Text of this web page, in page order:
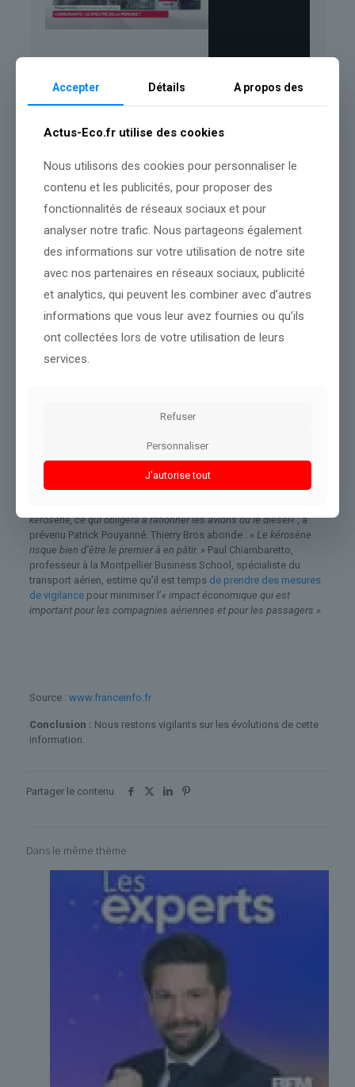
également aux yeux de Thierry Bros, expert des énergies et
l’Europe », assure-t-il à franceinfo, rappelant que« gouverner,
souligne qu’« il y a des règles ». « La France ne peut pas faire ce
qu’elle veut avec. Cela relève d’abord et avant tout d’une décision
collective de l’AIE »
, rappelle cet expert.
La guerre a, en outre, fait des dégâts dans les pays du Golfe. Et
même si la navigation reprenait prochainement librement dans le
détroit d’Ormuz, le retour à la normale en matière
d’approvisionnement énergétique serait loin d’être immédiat,
soulignent les experts. « Les infrastructures énergétiques
période », pointait Anne-Sophie Corbeau, chercheuse spécialiste
de l’énergieinterrogée par franceinfo le 7 avril
accoster vendredi à Bassorah, en Irak, le deuxième seulement
La pénurie pour le mois de mai est d’ailleurs crainte par le
Si cette guerre et ce blocus durent plus de
trois mois, nous commencerons à faire face à de sérieux
kérosène, ce qui obligera à rationner les avions ou le diesel« , a
prévenu Patrick Pouyanné. Thierry Bros abonde : « Le kérosène
risque bien d’être le premier à en pâtir. » Paul Chiambaretto,
professeur à la Montpellier Business School, spécialiste du
transport aérien, estime qu’il est temps de prendre des mesures
de vigilancepour minimiser l’« impact économique qui est
important pour les compagnies aériennes et pour les passagers ».
Source : www.franceinfo.fr
Conclusion : Nous restons vigilants sur les évolutions de cette
information.
Partager le contenu
Dans le même thème
Accepter Détails A propos des
Actus-Eco.fr utilise des cookies
Nous utilisons des cookies pour personnaliser le
contenu et les publicités, pour proposer des
fonctionnalités de réseaux sociaux et pour
analyser notre trafic. Nous partageons également
des informations sur votre utilisation de notre site
avec nos partenaires en réseaux sociaux, publicité
et analytics, qui peuvent les combiner avec d’autres
informations que vous leur avez fournies ou qu’ils
ont collectées lors de votre utilisation de leurs
services.
Refuser
Personnaliser
J'autorise tout